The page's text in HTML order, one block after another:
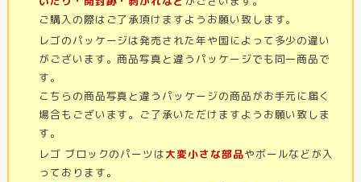
ご購入の際はご了承頂けますようお願い致します。
レゴのパッケージは発売された年や国によって多少の違い
がございます。商品写真と違うパッケージでも同一商品で
す。
こちらの商品写真と違うパッケージの商品がお手元に届く
場合もございます。ご了承いただけますようお願い致しま
す。
レゴ ブロックのパーツは大変小さな部品やボールなどが入
っております。